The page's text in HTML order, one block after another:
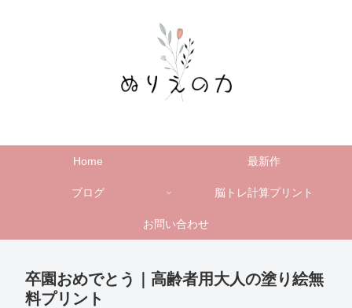
Home 最新作
ブログ 脳トレ計算プリント
お問い合わせ
卒園おめでとう｜高齢者用大人の塗り絵無
料プリント